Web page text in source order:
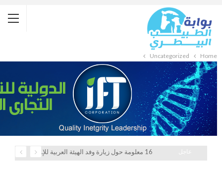
Home
Uncategorized
16 معلومة حول زيارة وفد الهيئة العربية للإستثمار والإنماء الزراعي إلي السعودية